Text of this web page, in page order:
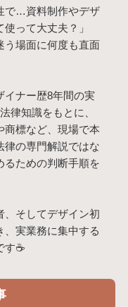
で…資料制作やデザ
って大丈夫？」
う場面に何度も直面
イナー歴8年間の実
律知識をもとに、
商標など、現場で本
律の専門解説ではな
るための判断手順を
、そしてデザイン初
、実業務に集中する
す☕